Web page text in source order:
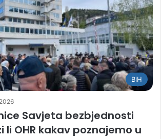
BiH
Savjeta bezbjednosti
li OHR kakav poznajemo u